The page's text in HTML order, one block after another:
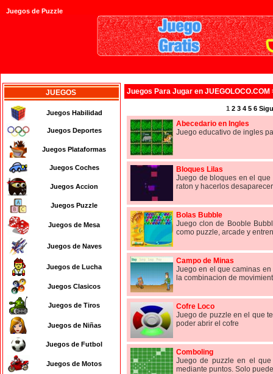
Juegos de Puzzle
JUEGOS
Juegos Habilidad
Juegos Deportes
Juegos Plataformas
Juegos Coches
Juegos Accion
Juegos Puzzle
Juegos de Mesa
Juegos de Naves
Juegos de Lucha
Juegos Clasicos
Juegos de Tiros
Juegos de Niñas
Juegos de Futbol
Juegos de Motos
Juegos Para Jugar en JUEGOLOCO.COM
1 2 3 4 5 6
Abecedario en Ingles
Juego educativo de ingles
Bloques Lilas
Juego de bloques en el
raton y hacerlos
Bolas Bubble
Juego clon de Booble
como puzzle, arcade y
Campo de Minas
Juego en el que caminas
la combinacion de
Cofre Loco
Juego de puzzle en el que
poder abrir el cofre
Comboling
Juego de puzzle en el
mediante puntos. Solo